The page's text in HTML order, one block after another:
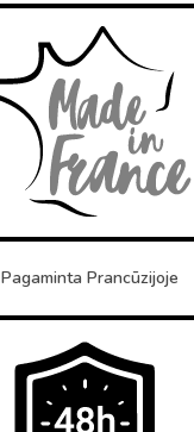
Pagaminta Prancūzijoje